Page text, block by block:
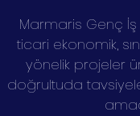
Marmaris Genç İş
ticari ekonomik,
yönelik projeler
doğrultuda